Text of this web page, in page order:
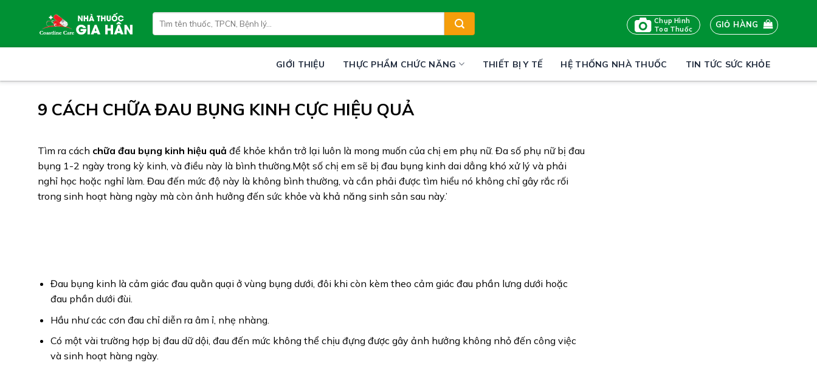
kiếm:
Chụp Hình
Toa Thuốc
GIỎ HÀNG
GIỚI THIỆU THỰC PHẨM CHỨC NĂNG THIẾT BỊ Y TẾ HỆ THỐNG NHÀ THUỐC TIN TỨC SỨC KHỎE
9 CÁCH CHỮA ĐAU BỤNG KINH CỰC HIỆU QUẢ
Tìm ra cách chữa đau bụng kinh hiệu quả để khỏe khắn trở lại luôn là mong muốn của chị em phụ nữ. Đa số phụ nữ bị đau
bụng 1-2 ngày trong kỳ kinh, và điều này là bình thường.Một số chị em sẽ bị đau bụng kinh dai dẳng khó xử lý và phải
nghỉ học hoặc nghỉ làm. Đau đến mức độ này là không bình thường, và cần phải được tìm hiểu nó không chỉ gây rắc rối
trong sinh hoạt hàng ngày mà còn ảnh hưởng đến sức khỏe và khả năng sinh sản sau này.’
Đau bụng kinh là cảm giác đau quằn quại ở vùng bụng dưới, đôi khi còn kèm theo cảm giác đau phần lưng dưới hoặc
đau phần dưới đùi.
Hầu như các cơn đau chỉ diễn ra âm ỉ, nhẹ nhàng.
Có một vài trường hợp bị đau dữ dội, đau đến mức không thể chịu đựng được gây ảnh hưởng không nhỏ đến công việc
và sinh hoạt hàng ngày.